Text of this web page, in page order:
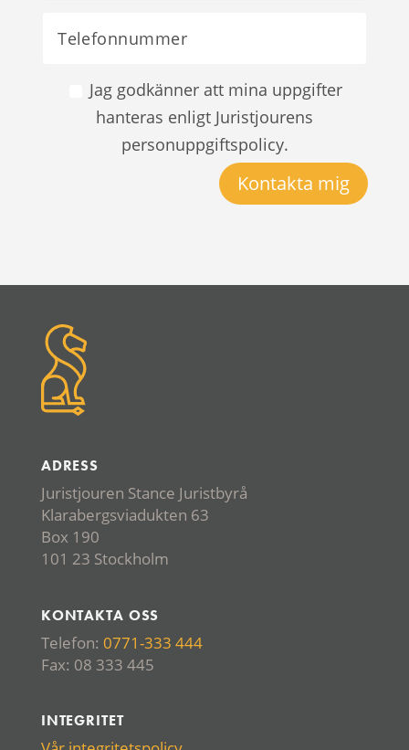
Jag godkänner att mina uppgifter
hanteras enligt Juristjourens
personuppgiftspolicy.
Kontakta mig
ADRESS
Juristjouren Stance Juristbyrå
Klarabergsviadukten 63
Box 190
101 23 Stockholm
KONTAKTA OSS
Telefon: 0771-333 444
Fax: 08 333 445
INTEGRITET